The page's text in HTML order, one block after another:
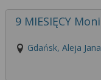
9 MIESIĘCY
Gdańsk, Aleja